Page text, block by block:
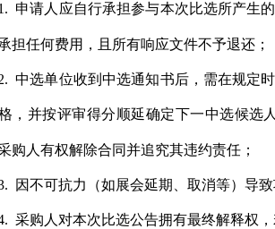
申请人应自行承担参与本次比选所产生
担任何费用，且所有响应文件不予退还；
中选单位收到中选通知书后，需在规定
，并按评审得分顺延确定下一中选候选
购人有权解除合同并追究其违约责任；
因不可抗力（如展会延期、取消等）导
采购人对本次比选公告拥有最终解释权